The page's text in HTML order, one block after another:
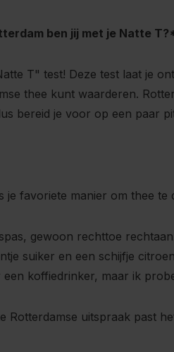
ben jij met je Natte
T" test! Deze test laat je
thee kunt waarderen.
bereid je voor op een paar
je favoriete manier om thee
gewoon rechttoe
suiker en een schijfje
koffiedrinker, maar ik
Rotterdamse uitspraak past